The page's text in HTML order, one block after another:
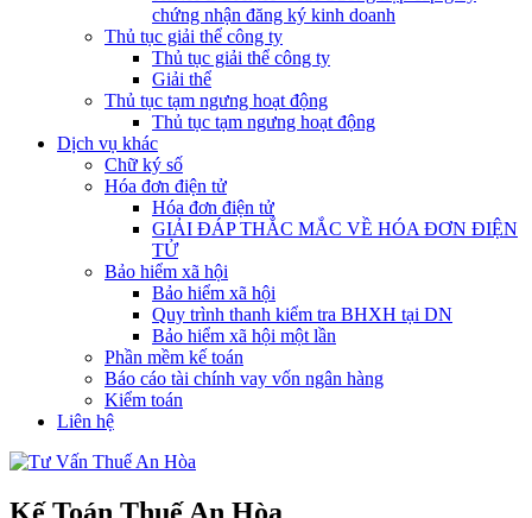
chứng nhận đăng ký kinh doanh
Thủ tục giải thể công ty
Thủ tục giải thể công ty
Giải thể
Thủ tục tạm ngưng hoạt động
Thủ tục tạm ngưng hoạt động
Dịch vụ khác
Chữ ký số
Hóa đơn điện tử
Hóa đơn điện tử
GIẢI ĐÁP THẮC MẮC VỀ HÓA ĐƠN ĐIỆN
TỬ
Bảo hiểm xã hội
Bảo hiểm xã hội
Quy trình thanh kiểm tra BHXH tại DN
Bảo hiểm xã hội một lần
Phần mềm kế toán
Báo cáo tài chính vay vốn ngân hàng
Kiểm toán
Liên hệ